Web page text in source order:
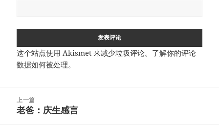
这个站点使用 Akismet 来减少垃圾评论。 了解你的评论
数据如何被处理。
上一篇
上
老爸：庆生感言